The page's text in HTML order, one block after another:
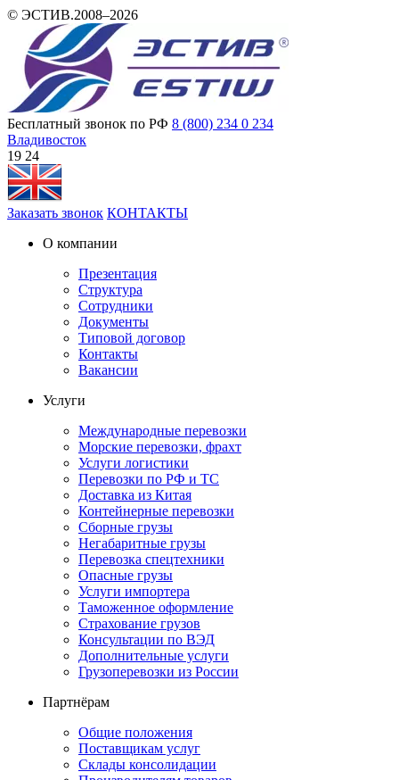
© ЭСТИВ.2008–2026
Бесплатный звонок по РФ 8 (800) 234 0 234
Владивосток
19:24
Заказать звонок КОНТАКТЫ
О компании
Презентация
Структура
Сотрудники
Документы
Типовой договор
Контакты
Вакансии
Услуги
Международные перевозки
Морские перевозки, фрахт
Услуги логистики
Перевозки по РФ и ТС
Доставка из Китая
Контейнерные перевозки
Сборные грузы
Негабаритные грузы
Перевозка спецтехники
Опасные грузы
Услуги импортера
Таможенное оформление
Страхование грузов
Консультации по ВЭД
Дополнительные услуги
Грузоперевозки из России
Партнёрам
Общие положения
Поставщикам услуг
Склады консолидации